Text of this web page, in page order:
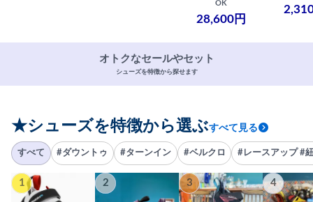
OK
28,600円
オトクなセールやセット
シューズを特徴から探せます
★シューズを特徴から選ぶすべて見る
すべて #ダウントゥ #ターンイン #ベルクロ #レースアップ #
1 2 3 4